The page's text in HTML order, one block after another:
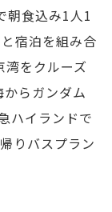
朝食込み1人1
宿泊を組み合
湾をクルーズ
からガンダム
ハイランドで
りバスプラン